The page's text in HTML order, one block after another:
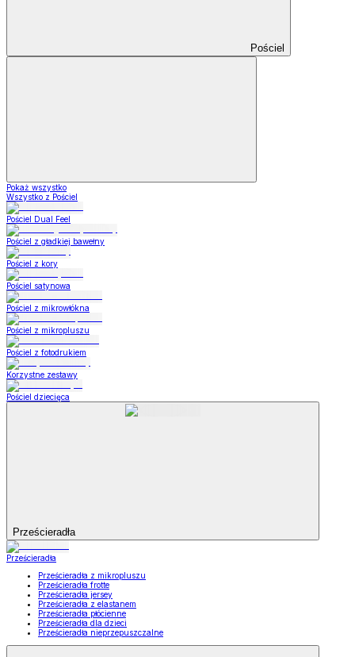
Pościel
Pokaż wszystko
Wszystko z Pościel
Pościel Dual Feel
Pościel z gładkiej bawełny
Pościel z kory
Pościel satynowa
Pościel z mikrowłókna
Pościel z mikropluszu
Pościel z fotodrukiem
Korzystne zestawy
Pościel dziecięca
Prześcieradła
Prześcieradła
Prześcieradła z mikropluszu
Prześcieradła frotte
Prześcieradła jersey
Prześcieradła z elastanem
Prześcieradła płócienne
Prześcieradła dla dzieci
Prześcieradła nieprzepuszczalne